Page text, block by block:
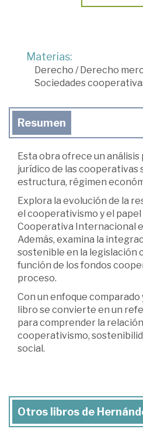
Materias:
Derecho / Derecho
Sociedades
Resumen
Esta obra ofrece un
jurídico de las cooperativas
estructura, régimen
Explora la evolución de la
el cooperativismo y el papel
Cooperativa Internacional
Además, examina la
sostenible en la legislación
función de los fondos
proceso.
Con un enfoque
libro se convierte en un
para comprender la
cooperativismo,
social.
Otros libros de